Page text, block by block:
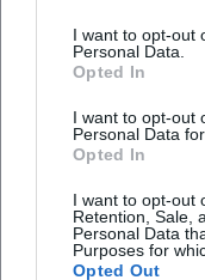
I want to opt-out
Personal Data.
Opted In
I want to opt-out
Personal Data
Opted In
I want to opt-out
Retention, Sale,
Personal Data
Purposes for
Opted Out
Bibliografie
Frühe Romane wie
Sprachkritik, der
entfaltet die
Ort“ (2015), „Der
Familie“ (2019), „Die
„Der Teufel“ (2025).